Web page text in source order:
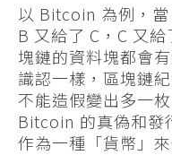
以 Bitcoin 為例，
B 又給了 C，C 又
塊鏈的資料塊都會
識認一樣，區塊鏈
不能造假變出多一
Bitcoin 的真偽和發
作為一種「貨幣」來